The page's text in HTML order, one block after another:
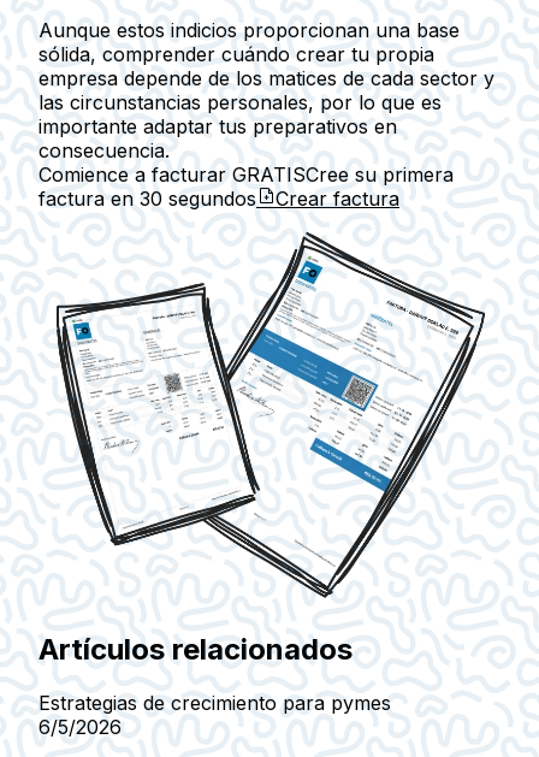
Aunque estos indicios proporcionan una base
sólida, comprender cuándo crear tu propia
empresa depende de los matices de cada sector y
las circunstancias personales, por lo que es
importante adaptar tus preparativos en
consecuencia.
Comience a facturar GRATISCree su primera
factura en 30 segundos Crear factura
Artículos relacionados
Estrategias de crecimiento para pymes
6/5/2026